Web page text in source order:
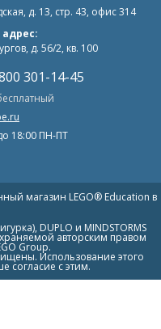
д. 13, стр. 43, офис 314
д. 56/2, кв. 100
301-14-45
18:00 ПН-ПТ
магазин LEGO® Education в
DUPLO и MINDSTORMS
авторским правом
Group.
Использование этого
согласие с этим.